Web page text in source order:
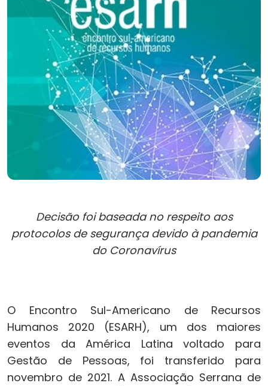
Decisão foi baseada no respeito aos
protocolos de segurança devido à pandemia
do Coronavírus
O Encontro Sul-Americano de Recursos
Humanos 2020 (ESARH), um dos maiores
eventos da América Latina voltado para
Gestão de Pessoas, foi transferido para
novembro de 2021. A Associação Serrana de